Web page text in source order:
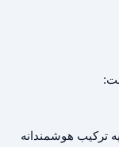
ترکیب هوشمندانه